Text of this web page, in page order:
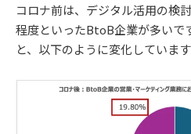
コロナ前は、デジタル活用の検
程度といったBtoB企業が多いで
と、以下のように変化しています